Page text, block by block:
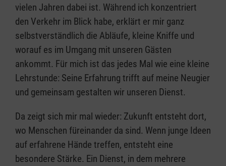
vielen Jahren dabei ist. Während ich konzentriert
den Verkehr im Blick habe, erklärt er mir ganz
selbstverständlich die Abläufe, kleine Kniffe und
worauf es im Umgang mit unseren Gästen
ankommt. Für mich ist das jedes Mal wie eine kleine
Lehrstunde: Seine Erfahrung trifft auf meine Neugier
und gemeinsam gestalten wir unseren Dienst.
Da zeigt sich mir mal wieder: Zukunft entsteht dort,
wo Menschen füreinander da sind. Wenn junge Ideen
auf erfahrene Hände treffen, entsteht eine
besondere Stärke. Ein Dienst, in dem mehrere